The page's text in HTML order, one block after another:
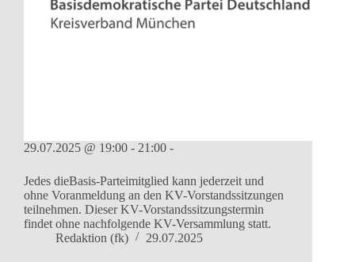
29.07.2025 @ 19:00 - 21:00 -
Jedes dieBasis-Parteimitglied kann jederzeit und
ohne Voranmeldung an den KV-Vorstandssitzungen
teilnehmen. Dieser KV-Vorstandssitzungstermin
findet ohne nachfolgende KV-Versammlung statt.
Redaktion (fk)
29.07.2025